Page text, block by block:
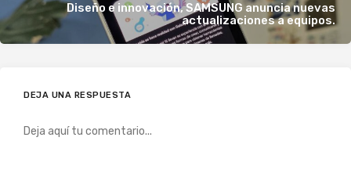
Diseño e innovación, SAMSUNG anuncia nuevas
actualizaciones a equipos.
DEJA UNA RESPUESTA